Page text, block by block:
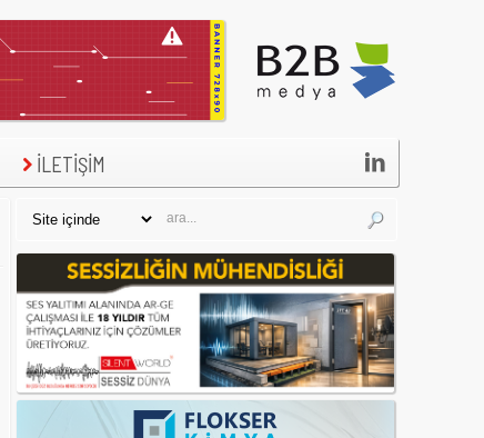
İLETİŞİM 